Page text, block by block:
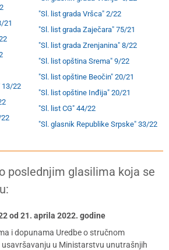
21
13/22
"Sl. list grada Vršca" 2/22
"Sl. list grada Zaječara" 75/21
"Sl. list grada Zrenjanina" 8/22
"Sl. list opština Srema" 9/22
"Sl. list opštine Beočin" 20/21
"Sl. list opštine Inđija" 20/21
"Sl. list CG" 44/22
"Sl. glasnik Republike Srpske" 33/22
poslednjim glasilima koja se
od 21. aprila 2022. godine
i dopunama Uredbe o stručnom
u Ministarstvu unutrašnjih